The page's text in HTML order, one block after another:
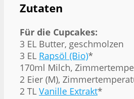
Zutaten
Für die Cupcakes:
3 EL Butter, geschmolzen
3 EL Rapsöl (Bio)*
170ml Milch,
2 Eier (M),
2 TL Vanille Extrakt*